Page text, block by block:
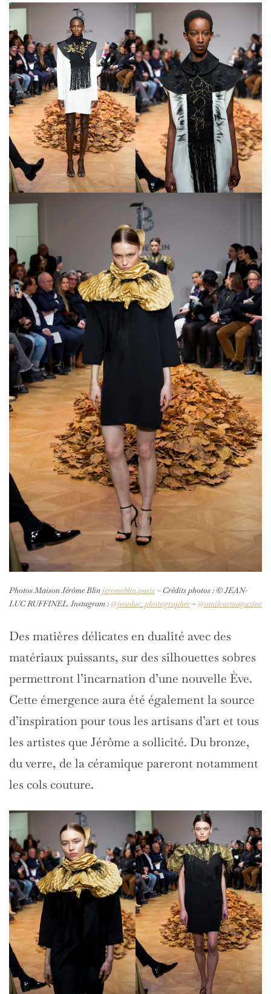
Photos Maison Jérôme Blin jeromeblin.paris – Crédits photos : © JEAN-
LUC RUFFINEL. Instagram : @jeanluc_photographer– @amilcarmagazine
Des matières délicates en dualité avec des
matériaux puissants, sur des silhouettes sobres
permettront l’incarnation d’une nouvelle Ève.
Cette émergence aura été également la source
d’inspiration pour tous les artisans d’art et tous
les artistes que Jérôme a sollicité. Du bronze,
du verre, de la céramique pareront notamment
les cols couture.